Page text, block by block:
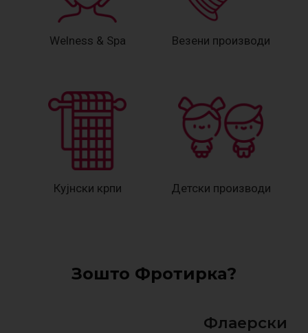
Welness & Spa Везени производи
Кујнски крпи Детски производи
Зошто Фротирка?
Флаерски